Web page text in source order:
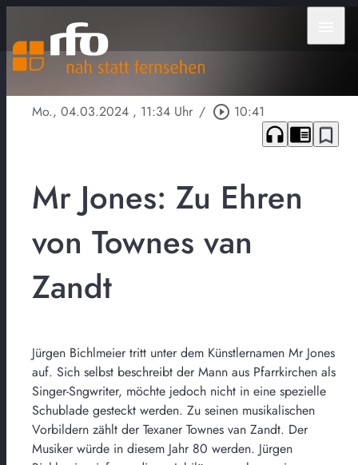
Mo., 04.03.2024 , 11:34 Uhr / play_circle_outline 10:41
headphones chrome_reader_mode bookmark_border
Mr Jones: Zu Ehren
von Townes van
Zandt
Jürgen Bichlmeier tritt unter dem Künstlernamen Mr Jones
auf. Sich selbst beschreibt der Mann aus Pfarrkirchen als
Singer-Sngwriter, möchte jedoch nicht in eine spezielle
Schublade gesteckt werden. Zu seinen musikalischen
Vorbildern zählt der Texaner Townes van Zandt. Der
Musiker würde in diesem Jahr 80 werden. Jürgen